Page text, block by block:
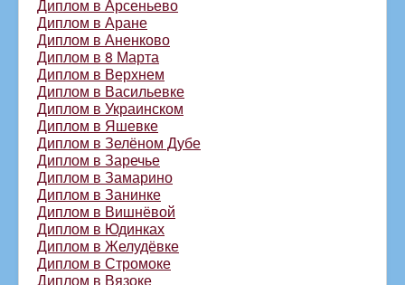
Диплом в Арсеньево
Диплом в Аране
Диплом в Аненково
Диплом в 8 Марта
Диплом в Верхнем
Диплом в Васильевке
Диплом в Украинском
Диплом в Яшевке
Диплом в Зелёном Дубе
Диплом в Заречье
Диплом в Замарино
Диплом в Занинке
Диплом в Вишнёвой
Диплом в Юдинках
Диплом в Желудёвке
Диплом в Стромоке
Диплом в Вязоке